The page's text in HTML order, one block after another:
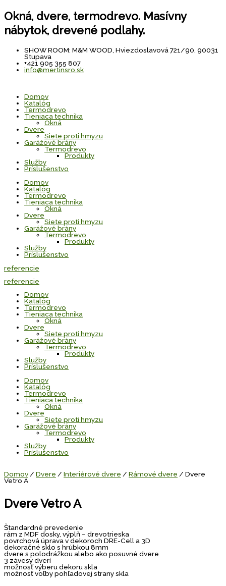
obsah
Okná, dvere, termodrevo. Masívny
nábytok, drevené podlahy.
SHOW ROOM: M&M WOOD, Hviezdoslavová 721/90, 90031
Stupava
+421 905 355 807
info@mertinsro.sk
Domov
Katalóg
Termodrevo
Tieniaca technika
Okná
Dvere
Siete proti hmyzu
Garážové brány
Termodrevo
Produkty
Služby
Príslušenstvo
Domov
Katalóg
Termodrevo
Tieniaca technika
Okná
Dvere
Siete proti hmyzu
Garážové brány
Termodrevo
Produkty
Služby
Príslušenstvo
referencie
referencie
Domov
Katalóg
Termodrevo
Tieniaca technika
Okná
Dvere
Siete proti hmyzu
Garážové brány
Termodrevo
Produkty
Služby
Príslušenstvo
Domov
Katalóg
Termodrevo
Tieniaca technika
Okná
Dvere
Siete proti hmyzu
Garážové brány
Termodrevo
Produkty
Služby
Príslušenstvo
Domov / Dvere / Interiérové dvere / Rámové dvere / Dvere
Vetro A
Dvere Vetro A
Štandardné prevedenie
rám z MDF dosky, výplň – drevotrieska
povrchová úprava v dekoroch DRE-Cell a 3D
dekoračné sklo s hrúbkou 8mm
dvere s polodrážkou alebo ako posuvné dvere
3 závesy dverí
možnosť výberu dekoru skla
možnosť voľby pohľadovej strany skla